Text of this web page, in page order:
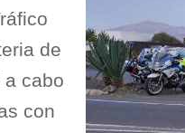
de
cabo
con